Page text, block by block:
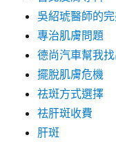
吳紹琥醫師的
專治肌膚問題
德尚汽車幫我
擺脫肌膚危機
祛斑方式選擇
祛肝斑收費
肝斑